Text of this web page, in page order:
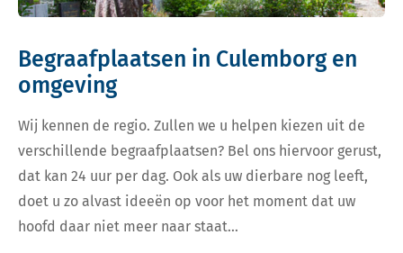
Begraafplaatsen in Culemborg en
omgeving
Wij kennen de regio. Zullen we u helpen kiezen uit de
verschillende begraafplaatsen? Bel ons hiervoor gerust,
dat kan 24 uur per dag. Ook als uw dierbare nog leeft,
doet u zo alvast ideeën op voor het moment dat uw
hoofd daar niet meer naar staat…